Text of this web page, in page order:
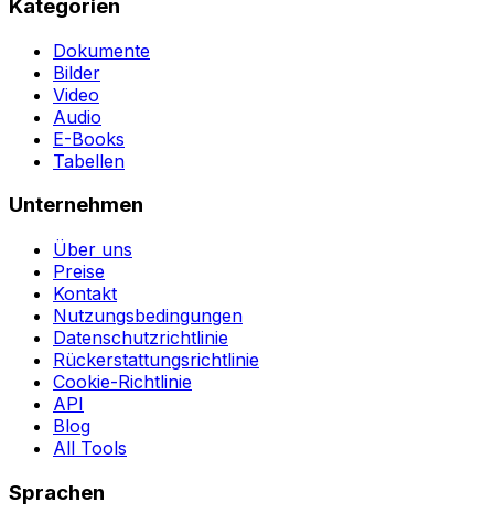
Kategorien
Dokumente
Bilder
Video
Audio
E-Books
Tabellen
Unternehmen
Über uns
Preise
Kontakt
Nutzungsbedingungen
Datenschutzrichtlinie
Rückerstattungsrichtlinie
Cookie-Richtlinie
API
Blog
All Tools
Sprachen